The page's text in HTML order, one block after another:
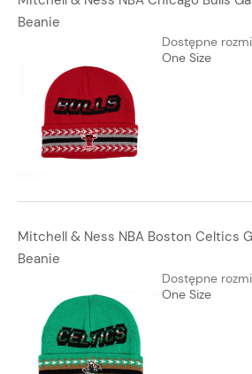
Beanie
Dostępne
One Size
Mitchell & Ness NBA Boston Celtics
Beanie
Dostępne
One Size